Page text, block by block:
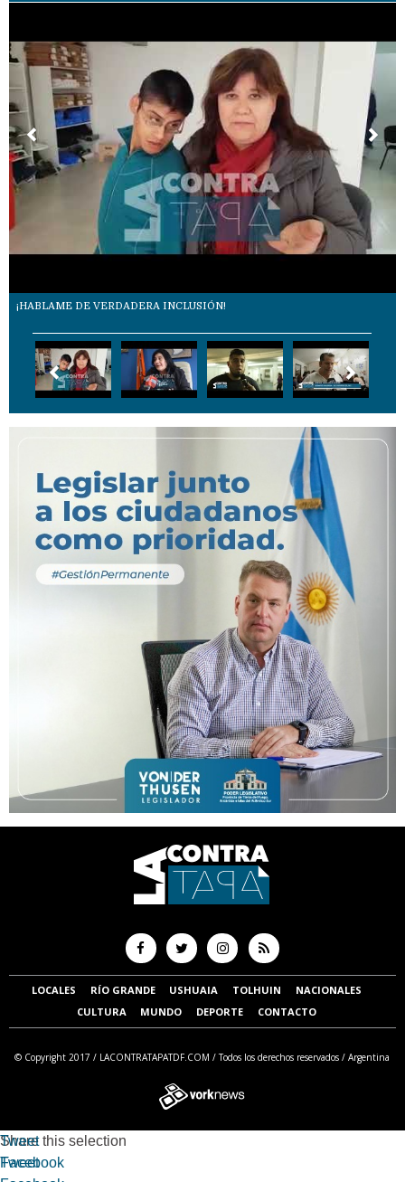
¡HABLAME DE VERDADERA INCLUSIÓN!
LOCALES RÍO GRANDE USHUAIA TOLHUIN
NACIONALES
CULTURA
MUNDO DEPORTE CONTACTO
© Copyright 2017 / LACONTRATAPATDF.COM / Todos los derechos reservados / Argentina
Tweet
Facebook
Share this selection
Tweet